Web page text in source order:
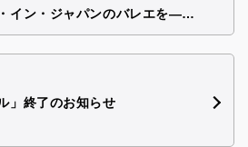
イン・ジャパンのバレエを―…
」終了のお知らせ